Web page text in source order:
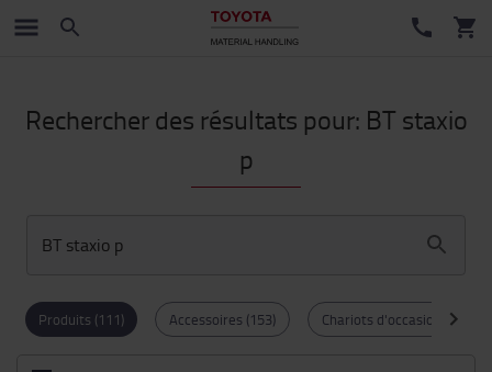
Rechercher des résultats pour: BT staxio
p
BT staxio p
Produits (111) Accessoires (153) Chariots d'occasion (64)